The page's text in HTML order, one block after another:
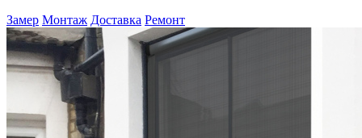
Замер Монтаж Доставка Ремонт